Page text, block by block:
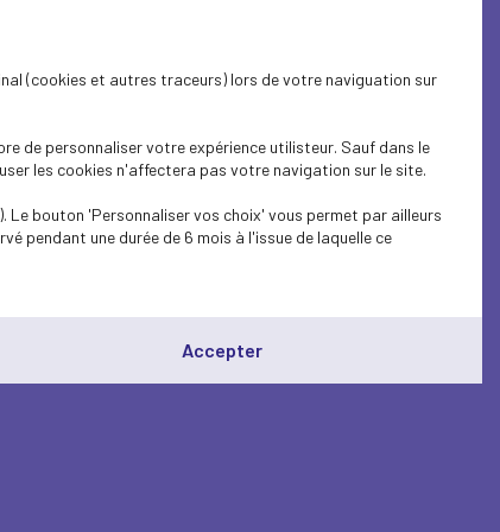
(cookies et autres traceurs) lors de votre naviguation sur
de personnaliser votre expérience utilisteur. Sauf dans le
les cookies n'affectera pas votre navigation sur le site.
Le bouton 'Personnaliser vos choix' vous permet par ailleurs
pendant une durée de 6 mois à l'issue de laquelle ce
Accepter